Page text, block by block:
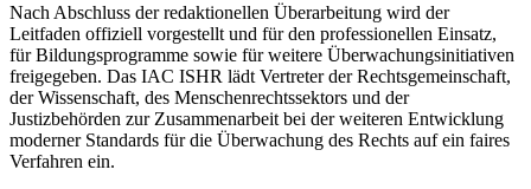
Nach Abschluss der redaktionellen Überarbeitung wird der
Leitfaden offiziell vorgestellt und für den professionellen Einsatz,
für Bildungsprogramme sowie für weitere Überwachungsinitiativen
freigegeben. Das IAC ISHR lädt Vertreter der Rechtsgemeinschaft,
der Wissenschaft, des Menschenrechtssektors und der
Justizbehörden zur Zusammenarbeit bei der weiteren Entwicklung
moderner Standards für die Überwachung des Rechts auf ein faires
Verfahren ein.